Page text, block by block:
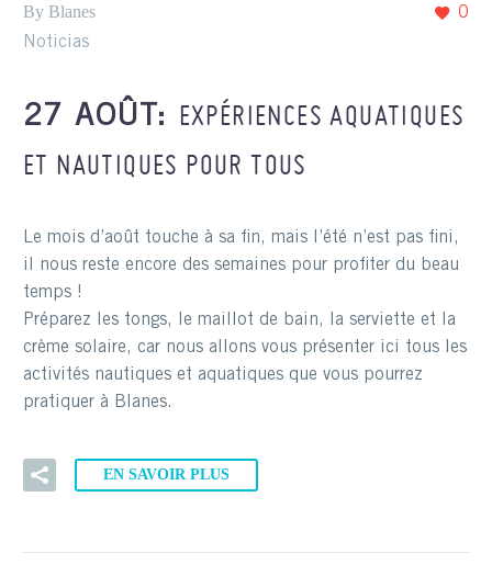
0
By Blanes
Noticias
27 AOÛT: EXPÉRIENCES AQUATIQUES
ET NAUTIQUES POUR TOUS
Le mois d’août touche à sa fin, mais l’été n’est pas fini,
il nous reste encore des semaines pour profiter du beau
temps !
Préparez les tongs, le maillot de bain, la serviette et la
crème solaire, car nous allons vous présenter ici tous les
activités nautiques et aquatiques que vous pourrez
pratiquer à Blanes.
EN SAVOIR PLUS